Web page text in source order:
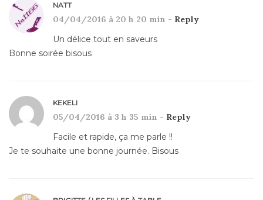
NATT
04/04/2016 à 20 h 20 min - Reply
Un délice tout en saveurs
Bonne soirée bisous
KEKELI
05/04/2016 à 3 h 35 min - Reply
Facile et rapide, ça me parle !!
Je te souhaite une bonne journée. Bisous